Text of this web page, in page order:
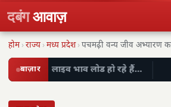
दबंगआवाज़
होम ›राज्य ›मध्य प्रदेश ›
बाज़ार लाइव भाव लोड हो रहे हैं…